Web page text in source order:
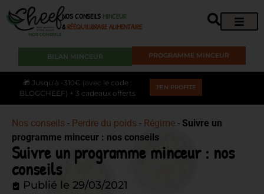
NOS CONSEILS MINCEUR
&RÉÉQUILIBRAGE ALIMENTAIRE
PROGRAMME MINCEUR
BILAN MINCEUR
🎁 Jusqu’à -310€ (avec le code :
BLOGCHEEF) + 3 cadeaux offerts
J'EN PROFITE
Nos conseils - Perdre du poids - Régime - Suivre un
programme minceur : nos conseils
Suivre un programme minceur : nos
conseils
Publié le 29/03/2021